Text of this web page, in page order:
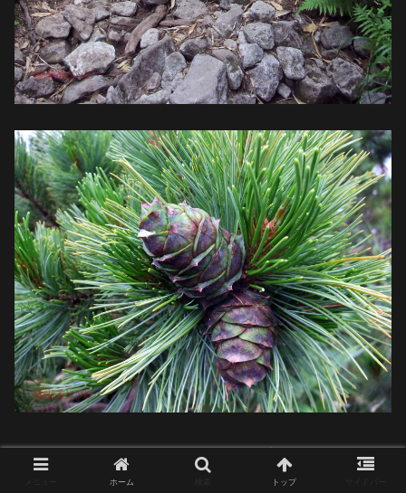
ハイマツだらけで景色が高山じゃ
ホーム トップ